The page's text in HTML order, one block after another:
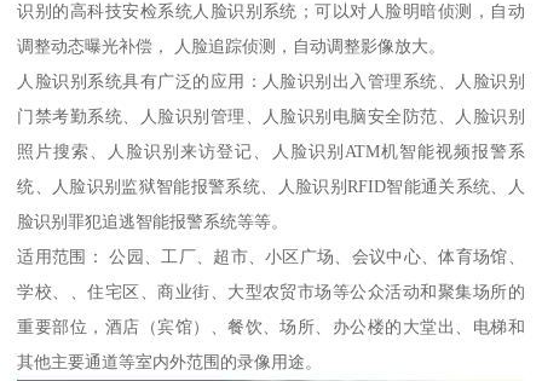
识别的高科技安检系统人脸识别系统；可以对人脸明暗侦测，自动
调整动态曝光补偿， 人脸追踪侦测，自动调整影像放大。
人脸识别系统具有广泛的应用：人脸识别出入管理系统、人脸识别
门禁考勤系统、人脸识别管理、人脸识别电脑安全防范、人脸识别
照片搜索、人脸识别来访登记、人脸识别ATM机智能视频报警系
统、人脸识别监狱智能报警系统、人脸识别RFID智能通关系统、人
脸识别罪犯追逃智能报警系统等等。
适用范围： 公园、工厂、超市、小区广场、会议中心、体育场馆、
学校、、住宅区、商业街、大型农贸市场等公众活动和聚集场所的
重要部位，酒店（宾馆）、餐饮、场所、办公楼的大堂出、电梯和
其他主要通道等室内外范围的录像用途。